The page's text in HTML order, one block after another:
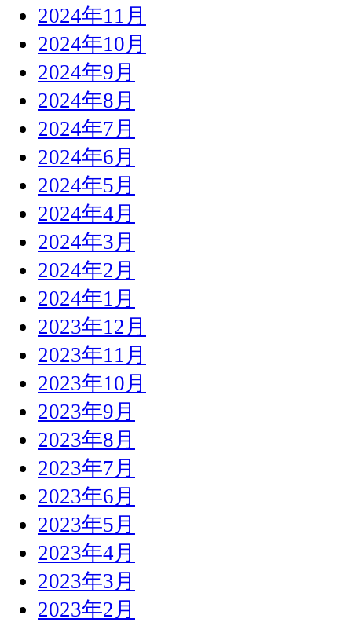
2024年11月
2024年10月
2024年9月
2024年8月
2024年7月
2024年6月
2024年5月
2024年4月
2024年3月
2024年2月
2024年1月
2023年12月
2023年11月
2023年10月
2023年9月
2023年8月
2023年7月
2023年6月
2023年5月
2023年4月
2023年3月
2023年2月